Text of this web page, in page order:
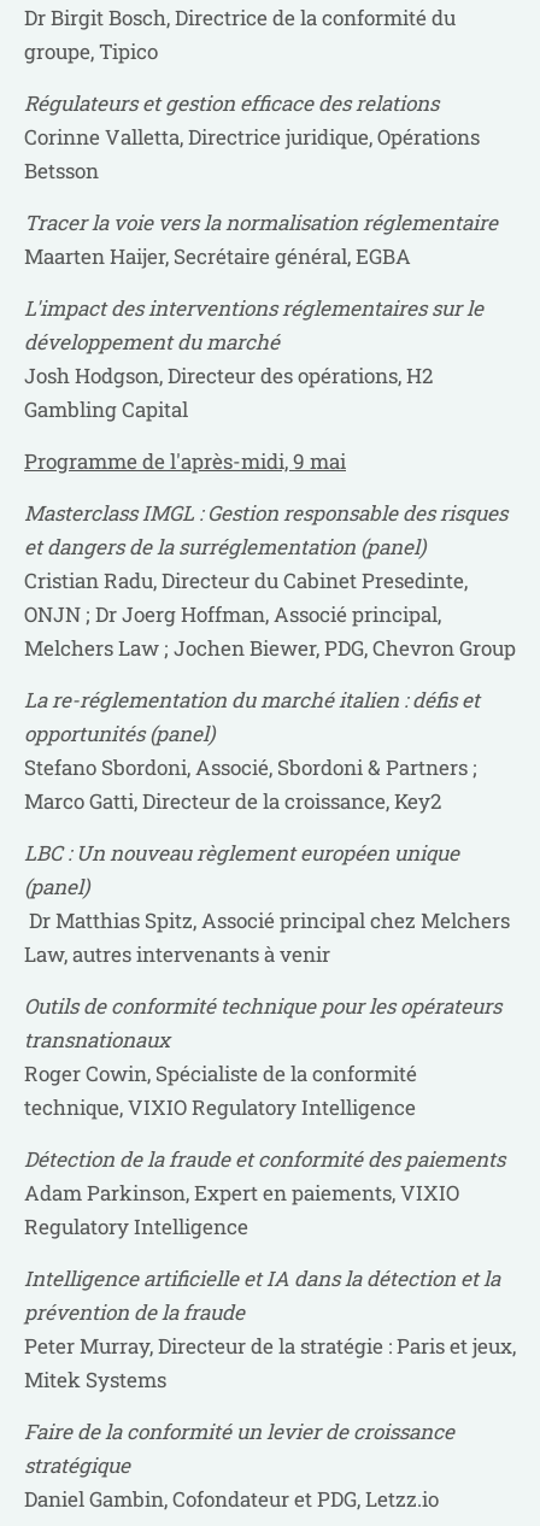
Dr Birgit Bosch, Directrice de la conformité du
groupe, Tipico
Régulateurs et gestion efficace des relations
Corinne Valletta, Directrice juridique, Opérations
Betsson
Tracer la voie vers la normalisation réglementaire
Maarten Haijer, Secrétaire général, EGBA
L'impact des interventions réglementaires sur le
développement du marché
Josh Hodgson, Directeur des opérations, H2
Gambling Capital
Programme de l'après-midi, 9 mai
Masterclass IMGL : Gestion responsable des risques
et dangers de la surréglementation (panel)
Cristian Radu, Directeur du Cabinet Presedinte,
ONJN ; Dr Joerg Hoffman, Associé principal,
Melchers Law ; Jochen Biewer, PDG, Chevron Group
La re-réglementation du marché italien : défis et
opportunités (panel)
Stefano Sbordoni, Associé, Sbordoni & Partners ;
Marco Gatti, Directeur de la croissance, Key2
LBC : Un nouveau règlement européen unique
(panel)
Dr Matthias Spitz, Associé principal chez Melchers
Law, autres intervenants à venir
Outils de conformité technique pour les opérateurs
transnationaux
Roger Cowin, Spécialiste de la conformité
technique, VIXIO Regulatory Intelligence
Détection de la fraude et conformité des paiements
Adam Parkinson, Expert en paiements, VIXIO
Regulatory Intelligence
Intelligence artificielle et IA dans la détection et la
prévention de la fraude
Peter Murray, Directeur de la stratégie : Paris et jeux,
Mitek Systems
Faire de la conformité un levier de croissance
stratégique
Daniel Gambin, Cofondateur et PDG, Letzz.io